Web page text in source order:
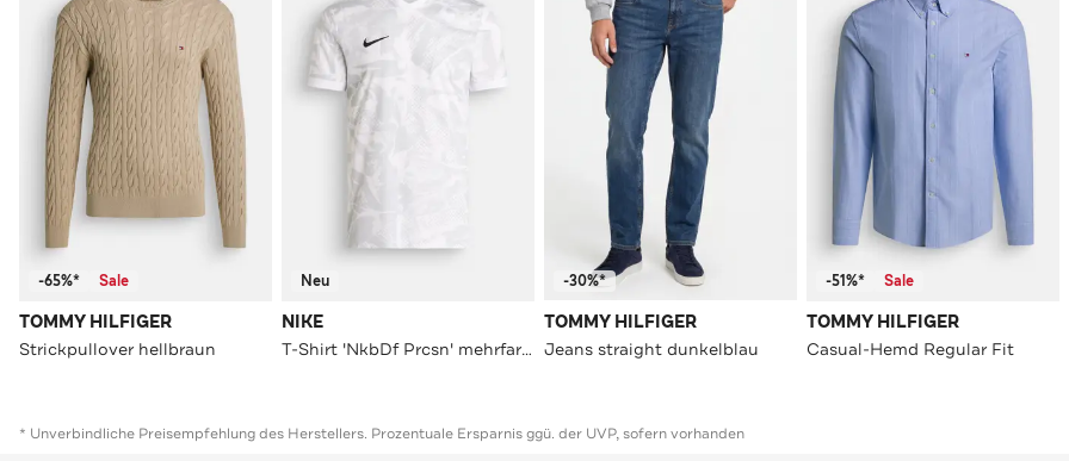
-65%* Sale
TOMMY HILFIGER
Strickpullover hellbraun
Neu
NIKE
T-Shirt 'NkbDf Prcsn' mehrfarbig
-30%*
TOMMY HILFIGER
Jeans straight dunkelblau
-51%* Sale
TOMMY HILFIGER
Casual-Hemd Regular Fit
* Unverbindliche Preisempfehlung des Herstellers. Prozentuale Ersparnis ggü. der UVP, sofern vorhanden